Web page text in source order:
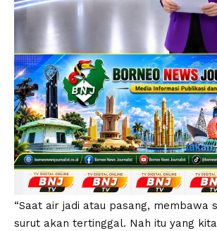
“Saat air jadi atau pasang, membawa
surut akan tertinggal. Nah itu yang